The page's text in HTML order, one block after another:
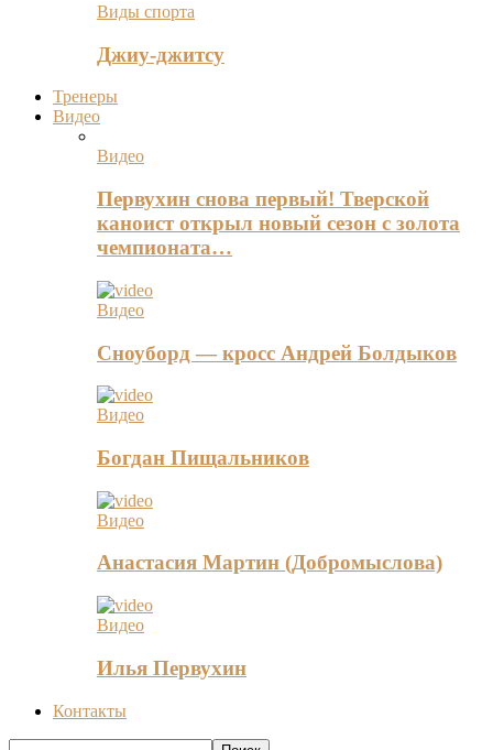
Виды спорта
Джиу-джитсу
Тренеры
Видео
Видео
Первухин снова первый! Тверской
каноист открыл новый сезон с золота
чемпионата…
Видео
Сноуборд — кросс Андрей Болдыков
Видео
Богдан Пищальников
Видео
Анастасия Мартин (Добромыслова)
Видео
Илья Первухин
Контакты